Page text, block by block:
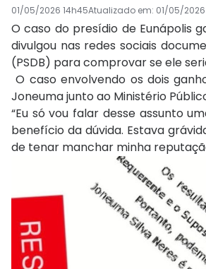
01/05/2026 14h45Atualizado em: 01/05/2026
O caso do presídio de Eunápolis
divulgou nas redes sociais
(PSDB) para comprovar se ele
O caso envolvendo os dois
Joneuma junto ao Ministério
“Eu só vou falar desse assunto
benefício da dúvida. Estava
de tenar manchar minha